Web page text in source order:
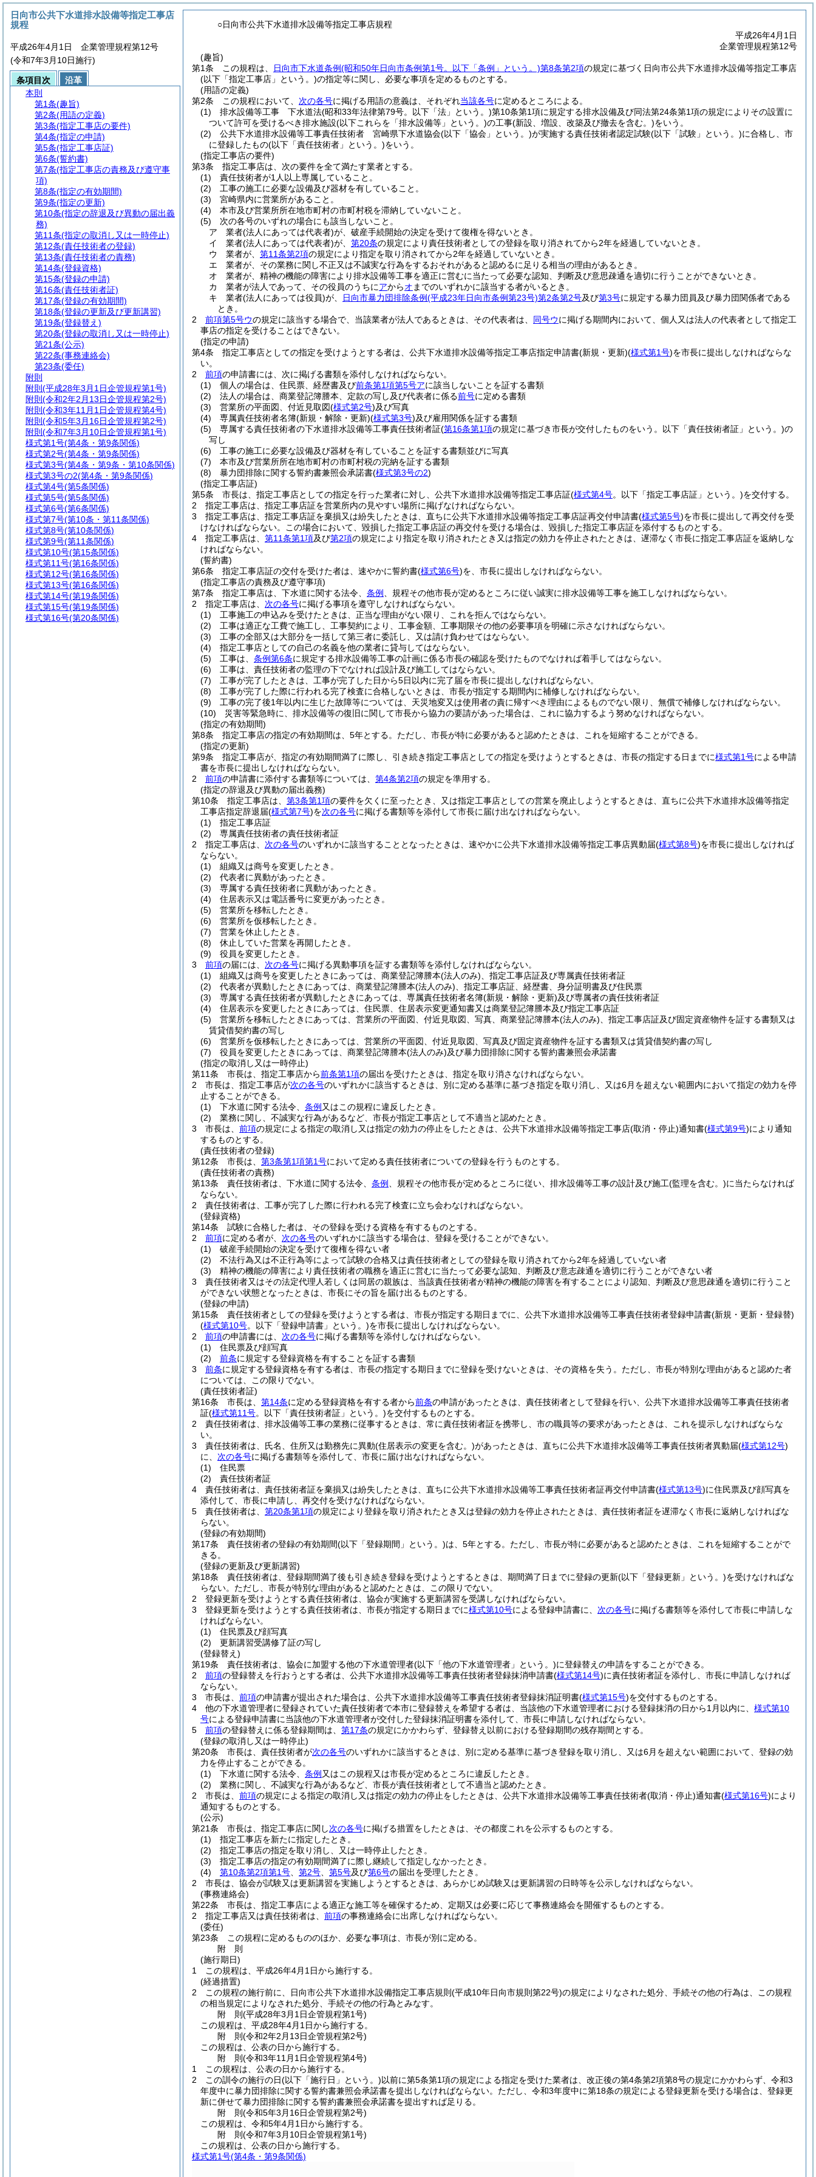
○日向市公共下水道排水設備等指定工事店規程
平成26年4月1日
企業管理規程第12号
(趣旨)
第1条
この規程は、 日向市下水道条例(昭和50年日向市条例第1号。以下「条例」という。)第8条第2項の規定に基づく日向市公共下水道排水設備等指定工事店
(以下「指定工事店」という。)の指定等に関し、必要な事項を定めるものとする。
(用語の定義)
第2条
この規程において、 次の各号に掲げる用語の意義は、それぞれ当該各号に定めるところによる。
(1)
排水設備等工事 下水道法(昭和33年法律第79号。以下「法」という。)第10条第1項に規定する排水設備及び同法第24条第1項の規定によりその設置に
ついて許可を受けるべき排水施設(以下これらを「排水設備等」という。)の工事(新設、増設、改築及び撤去を含む。)をいう。
(2)
公共下水道排水設備等工事責任技術者 宮崎県下水道協会(以下「協会」という。)が実施する責任技術者認定試験(以下「試験」という。)に合格し、市
に登録したもの(以下「責任技術者」という。)をいう。
(指定工事店の要件)
第3条
指定工事店は、次の要件を全て満たす業者とする。
(1)
責任技術者が1人以上専属していること。
(2)
工事の施工に必要な設備及び器材を有していること。
(3)
宮崎県内に営業所があること。
(4)
本市及び営業所所在地市町村の市町村税を滞納していないこと。
(5)
次の各号のいずれの場合にも該当しないこと。
ア
業者(法人にあっては代表者)が、破産手続開始の決定を受けて復権を得ないとき。
イ
業者(法人にあっては代表者)が、 第20条の規定により責任技術者としての登録を取り消されてから2年を経過していないとき。
ウ
業者が、 第11条第2項の規定により指定を取り消されてから2年を経過していないとき。
エ
業者が、その業務に関し不正又は不誠実な行為をするおそれがあると認めるに足りる相当の理由があるとき。
オ
業者が、精神の機能の障害により排水設備等工事を適正に営むに当たって必要な認知、判断及び意思疎通を適切に行うことができないとき。
カ
業者が法人であって、その役員のうちにアからオ までのいずれかに該当する者がいるとき。
キ
業者(法人にあっては役員)が、 日向市暴力団排除条例(平成23年日向市条例第23号)第2条第2号及び第3号に規定する暴力団員及び暴力団関係者である
とき。
2
前項第5号ウの規定に該当する場合で、当該業者が法人であるときは、その代表者は、 同号ウに掲げる期間内において、個人又は法人の代表者として指定工
事店の指定を受けることはできない。
(指定の申請)
第4条
指定工事店としての指定を受けようとする者は、公共下水道排水設備等指定工事店指定申請書(新規・更新)(様式第1号)を市長に提出しなければならな
い。
2
前項の申請書には、次に掲げる書類を添付しなければならない。
(1)
個人の場合は、住民票、経歴書及び前条第1項第5号アに該当しないことを証する書類
(2)
法人の場合は、商業登記簿謄本、定款の写し及び代表者に係る前号に定める書類
(3)
営業所の平面図、付近見取図(様式第2号)及び写真
(4)
専属責任技術者名簿(新規・解除・更新)(様式第3号)及び雇用関係を証する書類
(5)
専属する責任技術者の下水道排水設備等工事責任技術者証(第16条第1項の規定に基づき市長が交付したものをいう。以下「責任技術者証」という。)の
写し
(6)
工事の施工に必要な設備及び器材を有していることを証する書類並びに写真
(7)
本市及び営業所所在地市町村の市町村税の完納を証する書類
(8)
暴力団排除に関する誓約書兼照会承諾書(様式第3号の2)
(指定工事店証)
第5条
市長は、指定工事店としての指定を行った業者に対し、公共下水道排水設備等指定工事店証(様式第4号。以下「指定工事店証」という。)を交付する。
2
指定工事店は、指定工事店証を営業所内の見やすい場所に掲げなければならない。
3
指定工事店は、指定工事店証を棄損又は紛失したときは、直ちに公共下水道排水設備等指定工事店証再交付申請書(様式第5号)を市長に提出して再交付を受
けなければならない。
この場合において、毀損した指定工事店証の再交付を受ける場合は、毀損した指定工事店証を添付するものとする。
4
指定工事店は、 第11条第1項及び第2項の規定により指定を取り消されたとき又は指定の効力を停止されたときは、遅滞なく市長に指定工事店証を返納しな
ければならない。
(誓約書)
第6条
指定工事店証の交付を受けた者は、速やかに誓約書(様式第6号)を、市長に提出しなければならない。
(指定工事店の責務及び遵守事項)
第7条
指定工事店は、下水道に関する法令、 条例
、規程その他市長が定めるところに従い誠実に排水設備等工事を施工しなければならない。
2
指定工事店は、 次の各号に掲げる事項を遵守しなければならない。
(1)
工事施工の申込みを受けたときは、正当な理由がない限り、これを拒んではならない。
(2)
工事は適正な工費で施工し、工事契約により、工事金額、工事期限その他の必要事項を明確に示さなければならない。
(3)
工事の全部又は大部分を一括して第三者に委託し、又は請け負わせてはならない。
(4)
指定工事店としての自己の名義を他の業者に貸与してはならない。
(5)
工事は、 条例第6条に規定する排水設備等工事の計画に係る市長の確認を受けたものでなければ着手してはならない。
(6)
工事は、責任技術者の監理の下でなければ設計及び施工してはならない。
(7)
工事が完了したときは、工事が完了した日から5日以内に完了届を市長に提出しなければならない。
(8)
工事が完了した際に行われる完了検査に合格しないときは、市長が指定する期間内に補修しなければならない。
(9)
工事の完了後1年以内に生じた故障等については、天災地変又は使用者の責に帰すべき理由によるものでない限り、無償で補修しなければならない。
(10)
災害等緊急時に、排水設備等の復旧に関して市長から協力の要請があった場合は、これに協力するよう努めなければならない。
(指定の有効期間)
第8条
指定工事店の指定の有効期間は、5年とする。 ただし、市長が特に必要があると認めたときは、これを短縮することができる。
(指定の更新)
第9条
指定工事店が、指定の有効期間満了に際し、引き続き指定工事店としての指定を受けようとするときは、市長の指定する日までに様式第1号による申請
書を市長に提出しなければならない。
2
前項の申請書に添付する書類等については、 第4条第2項の規定を準用する。
(指定の辞退及び異動の届出義務)
第10条
指定工事店は、 第3条第1項の要件を欠くに至ったとき、又は指定工事店としての営業を廃止しようとするときは、直ちに公共下水道排水設備等指定
工事店指定辞退届(様式第7号)を次の各号に掲げる書類等を添付して市長に届け出なければならない。
(1)
指定工事店証
(2)
専属責任技術者の責任技術者証
2
指定工事店は、 次の各号のいずれかに該当することとなったときは、速やかに公共下水道排水設備等指定工事店異動届(様式第8号)を市長に提出しなければ
ならない。
(1)
組織又は商号を変更したとき。
(2)
代表者に異動があったとき。
(3)
専属する責任技術者に異動があったとき。
(4)
住居表示又は電話番号に変更があったとき。
(5)
営業所を移転したとき。
(6)
営業所を仮移転したとき。
(7)
営業を休止したとき。
(8)
休止していた営業を再開したとき。
(9)
役員を変更したとき。
3
前項の届には、 次の各号に掲げる異動事項を証する書類等を添付しなければならない。
(1)
組織又は商号を変更したときにあっては、商業登記簿謄本(法人のみ) 、指定工事店証及び専属責任技術者証
(2)
代表者が異動したときにあっては、商業登記簿謄本(法人のみ) 、指定工事店証、経歴書、身分証明書及び住民票
(3)
専属する責任技術者が異動したときにあっては、専属責任技術者名簿(新規・解除・更新)及び専属者の責任技術者証
(4)
住居表示を変更したときにあっては、住民票、住居表示変更通知書又は商業登記簿謄本及び指定工事店証
(5)
営業所を移転したときにあっては、営業所の平面図、付近見取図、写真、商業登記簿謄本(法人のみ) 、指定工事店証及び固定資産物件を証する書類又は
賃貸借契約書の写し
(6)
営業所を仮移転したときにあっては、営業所の平面図、付近見取図、写真及び固定資産物件を証する書類又は賃貸借契約書の写し
(7)
役員を変更したときにあっては、商業登記簿謄本(法人のみ)及び暴力団排除に関する誓約書兼照会承諾書
(指定の取消し又は一時停止)
第11条
市長は、指定工事店から前条第1項の届出を受けたときは、指定を取り消さなければならない。
2
市長は、指定工事店が次の各号のいずれかに該当するときは、別に定める基準に基づき指定を取り消し、又は6月を超えない範囲内において指定の効力を停
止することができる。
(1)
下水道に関する法令、 条例 又はこの規程に違反したとき。
(2)
業務に関し、不誠実な行為があるなど、市長が指定工事店として不適当と認めたとき。
3
市長は、 前項の規定による指定の取消し又は指定の効力の停止をしたときは、公共下水道排水設備等指定工事店(取消・停止)通知書(様式第9号)により通知
するものとする。
(責任技術者の登録)
第12条
市長は、 第3条第1項第1号において定める責任技術者についての登録を行うものとする。
(責任技術者の責務)
第13条
責任技術者は、下水道に関する法令、 条例 、規程その他市長が定めるところに従い、排水設備等工事の設計及び施工(監理を含む。)に当たらなければ
ならない。
2
責任技術者は、工事が完了した際に行われる完了検査に立ち会わなければならない。
(登録資格)
第14条
試験に合格した者は、その登録を受ける資格を有するものとする。
2
前項に定める者が、 次の各号のいずれかに該当する場合は、登録を受けることができない。
(1)
破産手続開始の決定を受けて復権を得ない者
(2)
不法行為又は不正行為等によって試験の合格又は責任技術者としての登録を取り消されてから2年を経過していない者
(3)
精神の機能の障害により責任技術者の職務を適正に営むに当たって必要な認知、判断及び意志疎通を適切に行うことができない者
3
責任技術者又はその法定代理人若しくは同居の親族は、当該責任技術者が精神の機能の障害を有することにより認知、判断及び意思疎通を適切に行うこと
ができない状態となったときは、市長にその旨を届け出るものとする。
(登録の申請)
第15条
責任技術者としての登録を受けようとする者は、市長が指定する期日までに、公共下水道排水設備等工事責任技術者登録申請書(新規・更新・登録替)
(様式第10号。以下「登録申請書」という。)を市長に提出しなければならない。
2
前項の申請書には、 次の各号に掲げる書類等を添付しなければならない。
(1)
住民票及び顔写真
(2)
前条に規定する登録資格を有することを証する書類
3
前条に規定する登録資格を有する者は、市長の指定する期日までに登録を受けないときは、その資格を失う。 ただし、市長が特別な理由があると認めた者
については、この限りでない。
(責任技術者証)
第16条
市長は、 第14条に定める登録資格を有する者から前条の申請があったときは、責任技術者として登録を行い、公共下水道排水設備等工事責任技術者
証(様式第11号。以下「責任技術者証」という。)を交付するものとする。
2
責任技術者は、排水設備等工事の業務に従事するときは、常に責任技術者証を携帯し、市の職員等の要求があったときは、これを提示しなければならな
い。
3
責任技術者は、氏名、住所又は勤務先に異動(住居表示の変更を含む。)があったときは、直ちに公共下水道排水設備等工事責任技術者異動届(様式第12号)
に、 次の各号に掲げる書類等を添付して、市長に届け出なければならない。
(1)
住民票
(2)
責任技術者証
4
責任技術者は、責任技術者証を棄損又は紛失したときは、直ちに公共下水道排水設備等工事責任技術者証再交付申請書(様式第13号)に住民票及び顔写真を
添付して、市長に申請し、再交付を受けなければならない。
5
責任技術者は、 第20条第1項の規定により登録を取り消されたとき又は登録の効力を停止されたときは、責任技術者証を遅滞なく市長に返納しなければな
らない。
(登録の有効期間)
第17条
責任技術者の登録の有効期間(以下「登録期間」という。)は、5年とする。 ただし、市長が特に必要があると認めたときは、これを短縮することがで
きる。
(登録の更新及び更新講習)
第18条
責任技術者は、登録期間満了後も引き続き登録を受けようとするときは、期間満了日までに登録の更新(以下「登録更新」という。)を受けなければな
らない。 ただし、市長が特別な理由があると認めたときは、この限りでない。
2
登録更新を受けようとする責任技術者は、協会が実施する更新講習を受講しなければならない。
3
登録更新を受けようとする責任技術者は、市長が指定する期日までに様式第10号による登録申請書に、 次の各号に掲げる書類等を添付して市長に申請しな
ければならない。
(1)
住民票及び顔写真
(2)
更新講習受講修了証の写し
(登録替え)
第19条
責任技術者は、協会に加盟する他の下水道管理者(以下「他の下水道管理者」という。)に登録替えの申請をすることができる。
2
前項の登録替えを行おうとする者は、公共下水道排水設備等工事責任技術者登録抹消申請書(様式第14号)に責任技術者証を添付し、市長に申請しなければ
ならない。
3
市長は、 前項の申請書が提出された場合は、公共下水道排水設備等工事責任技術者登録抹消証明書(様式第15号)を交付するものとする。
4
他の下水道管理者に登録されていた責任技術者で本市に登録替えを希望する者は、当該他の下水道管理者における登録抹消の日から1月以内に、 様式第10
号による登録申請書に当該他の下水道管理者が交付した登録抹消証明書を添付して、市長に申請しなければならない。
5
前項の登録替えに係る登録期間は、 第17条の規定にかかわらず、登録替え以前における登録期間の残存期間とする。
(登録の取消し又は一時停止)
第20条
市長は、責任技術者が次の各号のいずれかに該当するときは、別に定める基準に基づき登録を取り消し、又は6月を超えない範囲において、登録の効
力を停止することができる。
(1)
下水道に関する法令、 条例 又はこの規程又は市長が定めるところに違反したとき。
(2)
業務に関し、不誠実な行為があるなど、市長が責任技術者として不適当と認めたとき。
2
市長は、 前項の規定による指定の取消し又は指定の効力の停止をしたときは、公共下水道排水設備等工事責任技術者(取消・停止)通知書(様式第16号)により
通知するものとする。
(公示)
第21条
市長は、指定工事店に関し次の各号に掲げる措置をしたときは、その都度これを公示するものとする。
(1)
指定工事店を新たに指定したとき。
(2)
指定工事店の指定を取り消し、又は一時停止したとき。
(3)
指定工事店の指定の有効期間満了に際し継続して指定しなかったとき。
(4)
第10条第2項第1号 第2号 第5号及び第6号の届出を受理したとき。
2
市長は、協会が試験又は更新講習を実施しようとするときは、あらかじめ試験又は更新講習の日時等を公示しなければならない。
(事務連絡会)
第22条
市長は、指定工事店による適正な施工等を確保するため、定期又は必要に応じて事務連絡会を開催するものとする。
2
指定工事店又は責任技術者は、 前項の事務連絡会に出席しなければならない。
(委任)
第23条
この規程に定めるもののほか、必要な事項は、市長が別に定める。
附 則
(施行期日)
1
この規程は、平成26年4月1日から施行する。
(経過措置)
2
この規程の施行前に、日向市公共下水道排水設備指定工事店規則 (平成10年日向市規則第22号)の規定によりなされた処分、手続その他の行為は、この規程
の相当規定によりなされた処分、手続その他の行為とみなす。
附 則(平成28年3月1日企管規程第1号)
この規程は、平成28年4月1日から施行する。
附 則(令和2年2月13日企管規程第2号)
この規程は、公表の日から施行する。
附 則(令和3年11月1日企管規程第4号)
1
この規程は、公表の日から施行する。
2
この訓令の施行の日(以下「施行日」という。)以前に第5条第1項の規定による指定を受けた業者は、改正後の第4条第2項第8号の規定にかかわらず、令和3
年度中に暴力団排除に関する誓約書兼照会承諾書を提出しなければならない。 ただし、令和3年度中に第18条の規定による登録更新を受ける場合は、登録更
新に併せて暴力団排除に関する誓約書兼照会承諾書を提出すれば足りる。
附 則(令和5年3月16日企管規程第2号)
この規程は、令和5年4月1日から施行する。
附 則(令和7年3月10日企管規程第1号)
この規程は、公表の日から施行する。
様式第1号(第4条・第9条関係)
日向市公共下水道排水設備等指定工事店
規程
平成26年4月1日 企業管理規程第12号
(令和7年3月10日施行)
条項目次
沿革
本則
第1条(趣旨)
第2条(用語の定義)
第3条(指定工事店の要件)
第4条(指定の申請)
第5条(指定工事店証)
第6条(誓約書)
第7条(指定工事店の責務及び遵守事
項)
第8条(指定の有効期間)
第9条(指定の更新)
第10条(指定の辞退及び異動の届出義
務)
第11条(指定の取消し又は一時停止)
第12条(責任技術者の登録)
第13条(責任技術者の責務)
第14条(登録資格)
第15条(登録の申請)
第16条(責任技術者証)
第17条(登録の有効期間)
第18条(登録の更新及び更新講習)
第19条(登録替え)
第20条(登録の取消し又は一時停止)
第21条(公示)
第22条(事務連絡会)
第23条(委任)
附則
附則 (平成28年3月1日企管規程第1号)
附則 (令和2年2月13日企管規程第2号)
附則 (令和3年11月1日企管規程第4号)
附則 (令和5年3月16日企管規程第2号)
附則 (令和7年3月10日企管規程第1号)
様式第1号(第4条・第9条関係)
様式第2号(第4条・第9条関係)
様式第3号(第4条・第9条・第10条関係)
様式第3号の2(第4条・第9条関係)
様式第4号(第5条関係)
様式第5号(第5条関係)
様式第6号(第6条関係)
様式第7号(第10条・第11条関係)
様式第8号(第10条関係)
様式第9号(第11条関係)
様式第10号(第15条関係)
様式第11号(第16条関係)
様式第12号(第16条関係)
様式第13号(第16条関係)
様式第14号(第19条関係)
様式第15号(第19条関係)
様式第16号(第20条関係)